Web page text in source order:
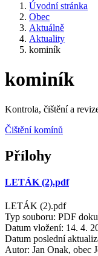
Úvodní stránka
Obec
Aktuálně
Aktuality
kominík
kominík
Kontrola, čištění a
Čištění komínů
Přílohy
LETÁK (2).pdf
LETÁK (2).pdf
Typ souboru: PDF
Datum vložení: 14. 4.
Datum poslední
Autor: Jan Onak, obec